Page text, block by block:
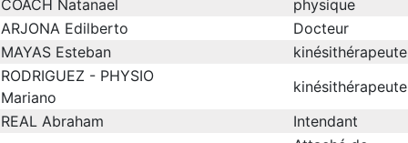
COACH Natanael
physique
ARJONA Edilberto
Docteur
MAYAS Esteban
kinésithérapeute
RODRIGUEZ - PHYSIO
Mariano
kinésithérapeute
REAL Abraham
Intendant